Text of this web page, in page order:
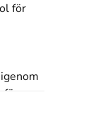
för